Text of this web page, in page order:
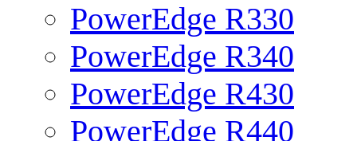
PowerEdge R330
PowerEdge R340
PowerEdge R430
PowerEdge R440